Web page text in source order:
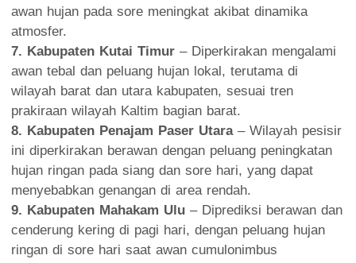
awan hujan pada sore meningkat akibat dinamika
atmosfer.
7. Kabupaten Kutai Timur – Diperkirakan mengalami
awan tebal dan peluang hujan lokal, terutama di
wilayah barat dan utara kabupaten, sesuai tren
prakiraan wilayah Kaltim bagian barat.
8. Kabupaten Penajam Paser Utara – Wilayah pesisir
ini diperkirakan berawan dengan peluang peningkatan
hujan ringan pada siang dan sore hari, yang dapat
menyebabkan genangan di area rendah.
9. Kabupaten Mahakam Ulu – Diprediksi berawan dan
cenderung kering di pagi hari, dengan peluang hujan
ringan di sore hari saat awan cumulonimbus